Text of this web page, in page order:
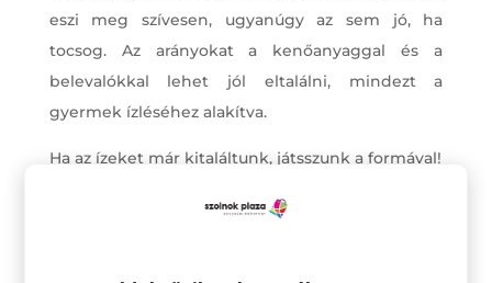
eszi meg szívesen, ugyanúgy az sem jó, ha
tocsog. Az arányokat a kenőanyaggal és a
belevalókkal lehet jól eltalálni, mindezt a
gyermek ízléséhez alakítva.
Ha az ízeket már kitaláltunk, játsszunk a formával!
Itt is az a fő szabály, hogy alkossuk a szendvicset